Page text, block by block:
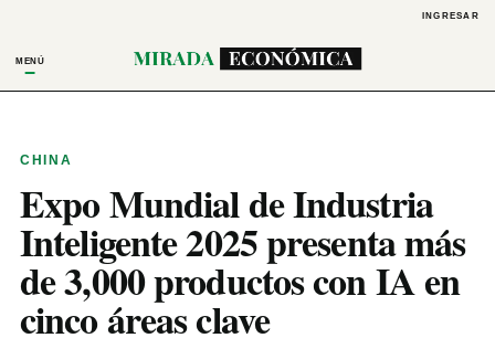
INGRESAR
MENÚ
CHINA
Expo Mundial de Industria
Inteligente 2025 presenta más
de 3,000 productos con IA en
cinco áreas clave